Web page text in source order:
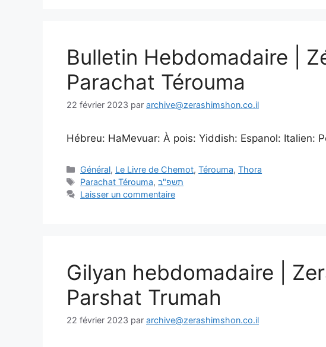
Bulletin Hebdomadaire |
Parachat Térouma
22 février 2023 par archive@zerashimshon.co.il
Hébreu: HaMevuar: À pois: Yiddish: Espanol: Italien:
Général, Le Livre de Chemot,Térouma,Thora
Parachat Térouma,תשפ"ב
Laisser un commentaire
Gilyan hebdomadaire |
Parshat Trumah
22 février 2023 par archive@zerashimshon.co.il